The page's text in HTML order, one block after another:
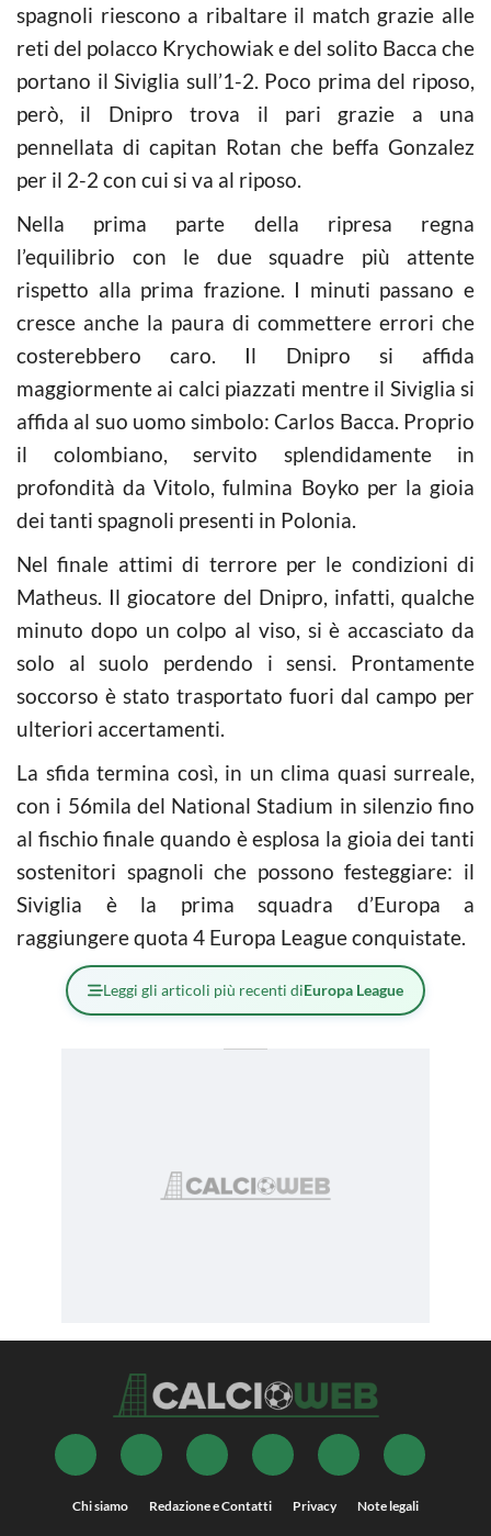
spagnoli riescono a ribaltare il match grazie alle
reti del polacco Krychowiak e del solito Bacca che
portano il Siviglia sull’1-2. Poco prima del riposo,
però, il Dnipro trova il pari grazie a una
pennellata di capitan Rotan che beffa Gonzalez
per il 2-2 con cui si va al riposo.
Nella prima parte della ripresa regna
l’equilibrio con le due squadre più attente
rispetto alla prima frazione. I minuti passano e
cresce anche la paura di commettere errori che
costerebbero caro. Il Dnipro si affida
maggiormente ai calci piazzati mentre il Siviglia si
affida al suo uomo simbolo: Carlos Bacca. Proprio
il colombiano, servito splendidamente in
profondità da Vitolo, fulmina Boyko per la gioia
dei tanti spagnoli presenti in Polonia.
Nel finale attimi di terrore per le condizioni di
Matheus. Il giocatore del Dnipro, infatti, qualche
minuto dopo un colpo al viso, si è accasciato da
solo al suolo perdendo i sensi. Prontamente
soccorso è stato trasportato fuori dal campo per
ulteriori accertamenti.
La sfida termina così, in un clima quasi surreale,
con i 56mila del National Stadium in silenzio fino
al fischio finale quando è esplosa la gioia dei tanti
sostenitori spagnoli che possono festeggiare: il
Siviglia è la prima squadra d’Europa a
raggiungere quota 4 Europa League conquistate.
Leggi gli articoli più recenti diEuropa League
Chi siamo Redazione e Contatti Privacy Note legali